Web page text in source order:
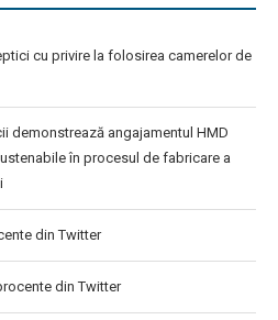
cu privire la folosirea camerelor de
demonstrează angajamentul HMD
în procesul de fabricare a
din Twitter
din Twitter